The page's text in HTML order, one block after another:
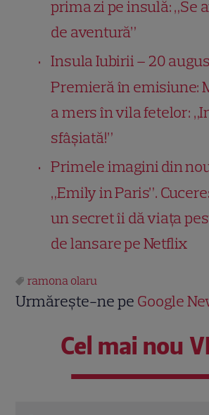
prima zi pe insulă: „Se
de aventură”
Insula Iubirii – 20
Premieră în emisiune:
a mers în vila fetelor:
sfâșiată!”
Primele imagini din
„Emily in Paris”.
un secret îi dă viața
de lansare pe Netflix
ramona olaru
Urmărește-ne pe Google
Cel mai nou